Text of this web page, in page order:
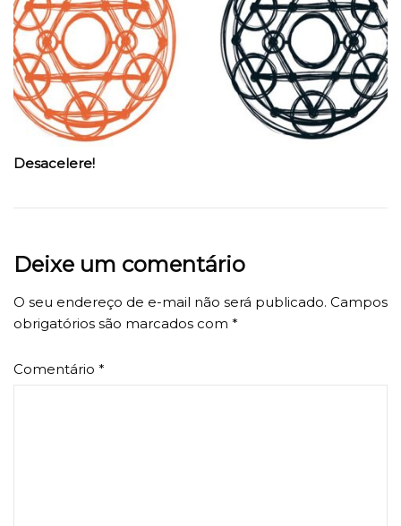
Desacelere!
Deixe um comentário
O seu endereço de e-mail não será publicado. Campos
obrigatórios são marcados com *
Comentário *